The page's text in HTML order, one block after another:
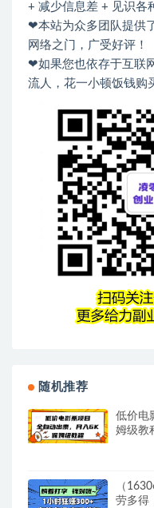
+ 减少信息差 + 见识各
❤本站为众多团队提供
网络之门，广受好评！
❤如果您也依存于互联
流人，花一小顿饭钱购
随机推荐
低价电
姆级教
（
劳多得